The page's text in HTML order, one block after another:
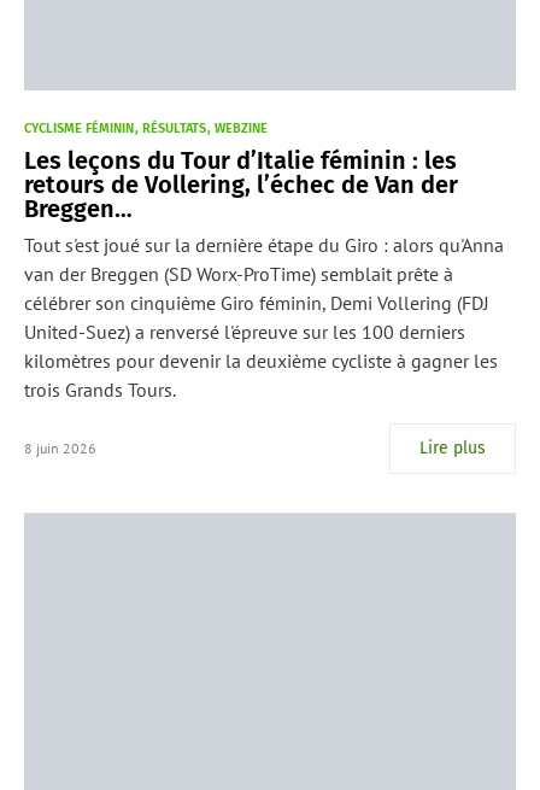
CYCLISME FÉMININ RÉSULTATS WEBZINE
Les leçons du Tour d’Italie féminin : les
retours de Vollering, l’échec de Van der
Breggen…
Tout s'est joué sur la dernière étape du Giro : alors qu'Anna
van der Breggen (SD Worx-ProTime) semblait prête à
célébrer son cinquième Giro féminin, Demi Vollering (FDJ
United-Suez) a renversé l'épreuve sur les 100 derniers
kilomètres pour devenir la deuxième cycliste à gagner les
trois Grands Tours.
8 juin 2026 Lire plus